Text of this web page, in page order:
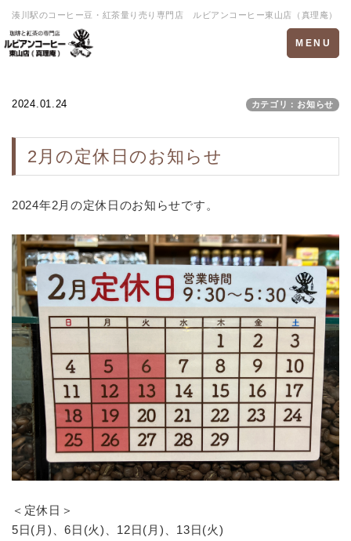
湊川駅のコーヒー豆・紅茶量り売り専門店 ルビアンコーヒー東山店（真理庵）
Toggle
navigation
MENU
2024.01.24 カテゴリ：お知らせ
2月の定休日のお知らせ
2024年2月の定休日のお知らせです。
＜定休日＞
5日(月)、6日(火)、12日(月)、13日(火)